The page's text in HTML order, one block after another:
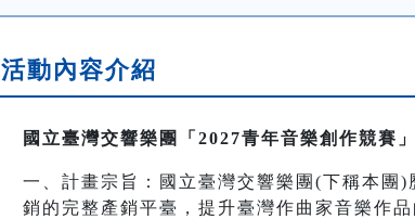
活動內容介紹
國立臺灣交響樂團「2027青年音樂創作競賽
一、計畫宗旨：國立臺灣交響樂團(下稱本團
銷的完整產銷平臺，提升臺灣作曲家音樂作